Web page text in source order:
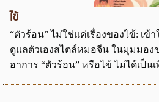
ไข้
“ตัวร้อน” ไม่ใช่แค่เรื่องของไข้: เข้
ดูแลตัวเองสไตล์หมอจีน ในมุมมอ
อาการ “ตัวร้อน” หรือไข้ ไม่ได้เป็น